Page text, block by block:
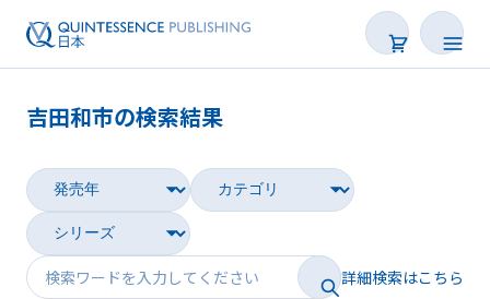
雑誌
映像
吉田和市の検索結果
詳細検索はこちら